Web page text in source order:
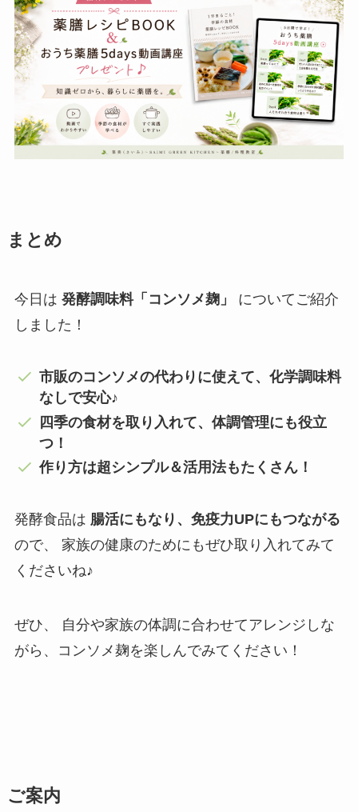
まとめ
今日は 発酵調味料「コンソメ麹」
についてご紹介
しました！
市販のコンソメの代わりに使えて、化学調味料
なしで安心♪
四季の食材を取り入れて、体調管理にも役立
つ！
作り方は超シンプル＆活用法もたくさん！
発酵食品は 腸活にもなり、免疫力UPにもつながる
ので、 家族の健康のためにもぜひ取り入れてみて
くださいね♪
ぜひ、 自分や家族の体調に合わせてアレンジしな
がら、コンソメ麹を楽しんでみてください！
ご案内